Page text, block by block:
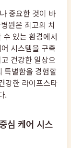
중요한 것이 바
원은 최고의 치
있는 환경에서
시스템을 구축
건강한 일상으
특별함을 경험할
강한 라이프스타
.
심 케어 시스